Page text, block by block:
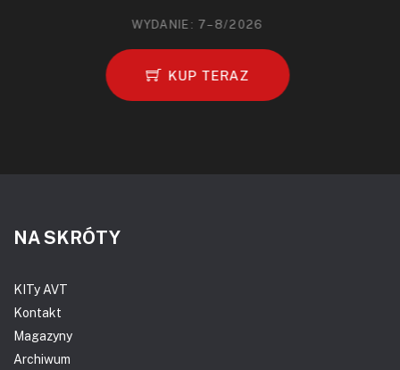
WYDANIE: 7–8/2026
KUP TERAZ
NA SKRÓTY
KITy AVT
Kontakt
Magazyny
Archiwum